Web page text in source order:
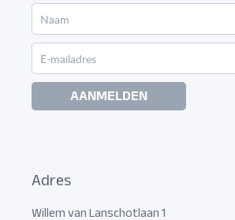
AANMELDEN
Adres
Willem van Lanschotlaan 1